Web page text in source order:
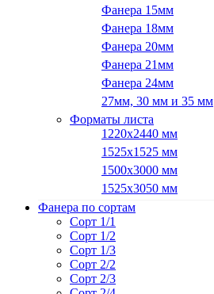
Фанера 15мм
Фанера 18мм
Фанера 20мм
Фанера 21мм
Фанера 24мм
27мм, 30 мм и 35 мм
Форматы листа
1220х2440 мм
1525х1525 мм
1500х3000 мм
1525х3050 мм
Фанера по сортам
Сорт 1/1
Сорт 1/2
Сорт 1/3
Сорт 2/2
Сорт 2/3